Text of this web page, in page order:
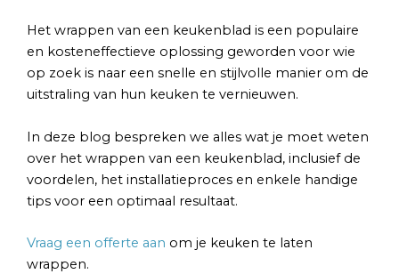
Het wrappen van een keukenblad is een populaire
en kosteneffectieve oplossing geworden voor wie
op zoek is naar een snelle en stijlvolle manier om de
uitstraling van hun keuken te vernieuwen.
In deze blog bespreken we alles wat je moet weten
over het wrappen van een keukenblad, inclusief de
voordelen, het installatieproces en enkele handige
tips voor een optimaal resultaat.
Vraag een offerte aan om je keuken te laten
wrappen.